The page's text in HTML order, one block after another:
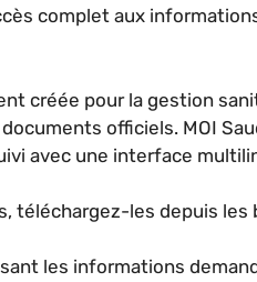
complet aux
créée pour la gestion
officiels. MOI
avec une interface
téléchargez-les depuis
les informations